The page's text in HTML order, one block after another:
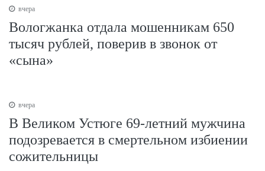
вчера
Вологжанка отдала мошенникам 650
тысяч рублей, поверив в звонок от
«сына»
вчера
В Великом Устюге 69-летний мужчина
подозревается в смертельном избиении
сожительницы